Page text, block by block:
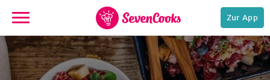
zur
Startseite
Zur App